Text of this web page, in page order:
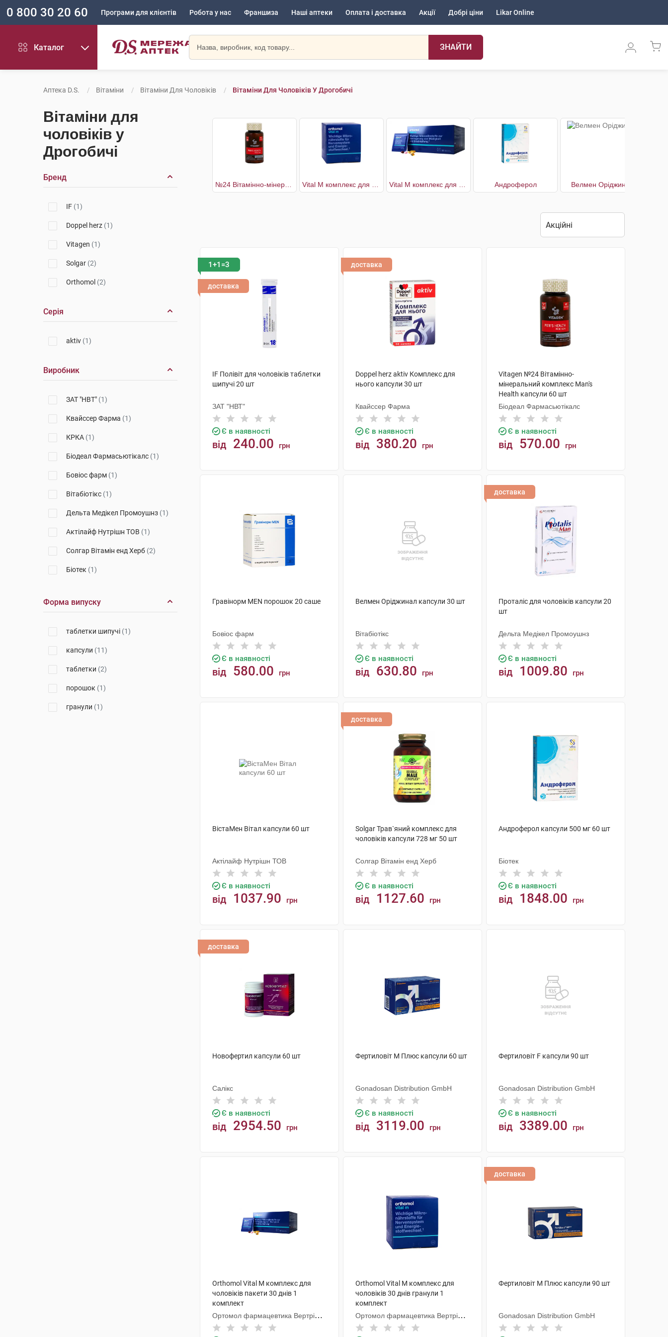
0 800 30 20 60 Програми для клієнтів Робота у нас Франшиза Наші аптеки Оплата і доставка Акції Добрі ціни Likar Online
Каталог ЗНАЙТИ
Аптека D.S. Вітаміни Вітаміни Для Чоловіків Вітаміни Для Чоловіків У Дрогобичі
Вітаміни для
чоловіків у
Дрогобичі
Бренд
IF (1)
Doppel herz (1)
Vitagen (1)
Solgar (2)
Orthomol (2)
Серія
aktiv (1)
Виробник
ЗАТ "НВТ" (1)
Квайссер Фарма (1)
КРКА (1)
Біодеал Фармасьютікалс (1)
Бовіос фарм (1)
Вітабіотікс (1)
Дельта Медікел Промоушнз (1)
Актілайф Нутрішн ТОВ (1)
Солгар Вітамін енд Херб (2)
Біотек (1)
Gonadosan Distribution GmbH
Ортомол фармацевтика
Форма випуску
таблетки шипучі (1)
капсули (11)
таблетки (2)
порошок (1)
гранули (1)
Андроферол Велмен Оріджинал
1+1=3
доставка
IF Полівіт для чоловіків таблетки
шипучі 20 шт
ЗАТ "НВТ"
Є в наявності
від 240.00 грн
доставка
Doppel herz aktiv Комплекс для
нього капсули 30 шт
Квайссер Фарма
Є в наявності
від 380.20 грн
Vitagen №24 Вітамінно-
мінеральний комплекс Man's
Health капсули 60 шт
Біодеал Фармасьютікалс
Є в наявності
від 570.00 грн
Гравінорм MEN порошок 20 саше
Бовіос фарм
Є в наявності
від 580.00 грн
Велмен Оріджинал капсули 30 шт
Вітабіотікс
Є в наявності
від 630.80 грн
доставка
Проталіс для чоловіків капсули 20
шт
Дельта Медікел Промоушнз
Є в наявності
від 1009.80 грн
ВістаМен Вітал капсули 60 шт
Актілайф Нутрішн ТОВ
Є в наявності
від 1037.90 грн
доставка
Solgar Трав`яний комплекс для
чоловіків капсули 728 мг 50 шт
Солгар Вітамін енд Херб
Є в наявності
від 1127.60 грн
Андроферол капсули 500 мг 60 шт
Біотек
Є в наявності
від 1848.00 грн
доставка
Новофертил капсули 60 шт
Салікс
Є в наявності
від 2954.50 грн
Фертиловіт М Плюс капсули 60 шт
Gonadosan Distribution GmbH
Є в наявності
від 3119.00 грн
Фертиловіт F капсули 90 шт
Gonadosan Distribution GmbH
Є в наявності
від 3389.00 грн
Orthomol Vital M комплекс для
чоловіків пакети 30 днів 1
комплект
Ортомол фармацевтика Вертрібс
ГмбХ
Orthomol Vital M комплекс для
чоловіків 30 днів гранули 1
комплект
Ортомол фармацевтика Вертрібс
ГмбХ
доставка
Фертиловіт М Плюс капсули 90 шт
Gonadosan Distribution GmbH